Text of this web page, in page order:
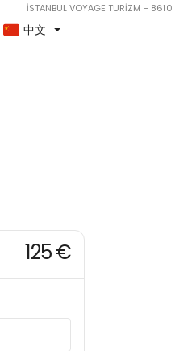
İSTANBUL VOYAGE TURİZM - 8610
中文
125 €